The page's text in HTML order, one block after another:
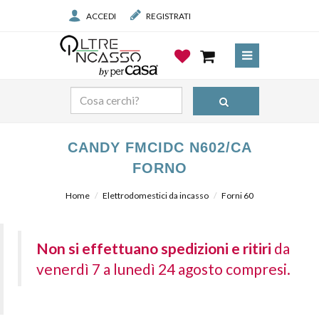
ACCEDI REGISTRATI
CANDY FMCIDC N602/CA
FORNO
Home Elettrodomestici da incasso Forni 60
Non si effettuano spedizioni e ritiri da
venerdì 7 a lunedì 24 agosto compresi.